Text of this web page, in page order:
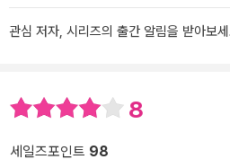
관심 저자, 시리즈의 출간 알림을 받아보
8
세일즈포인트 98